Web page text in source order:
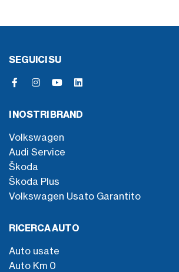
SEGUICI SU
I NOSTRI BRAND
Volkswagen
Audi Service
Škoda
Škoda Plus
Volkswagen Usato Garantito
RICERCA AUTO
Auto usate
Auto Km 0